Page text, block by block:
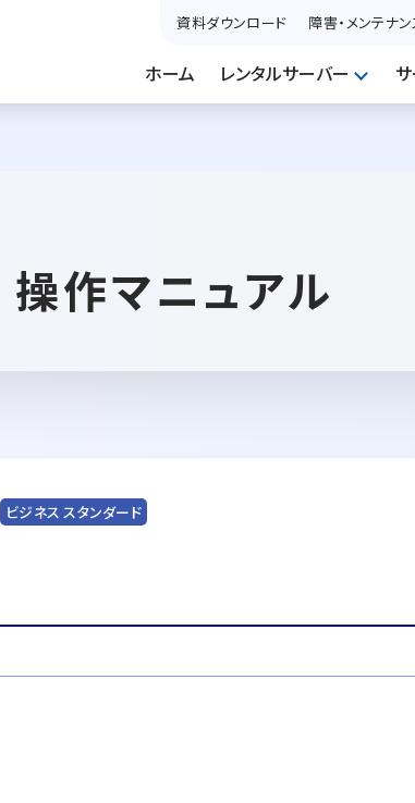
資料ダウンロード 障害・メンテナン
ホーム
レンタルサーバー
操作マニュアル
ビジネス スタンダード